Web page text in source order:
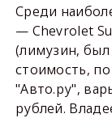
Среди
— Chevrolet
(лимузин,
стоимость,
"Авто.ру",
рублей.